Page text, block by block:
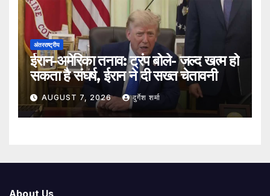
अंतरराष्ट्रीय
ईरान-अमेरिका तनाव: ट्रंप बोले- जल्द खत्म हो
सकता है संघर्ष, ईरान ने दी सख्त चेतावनी
AUGUST 7, 2026 दुर्गेश शर्मा
About Us